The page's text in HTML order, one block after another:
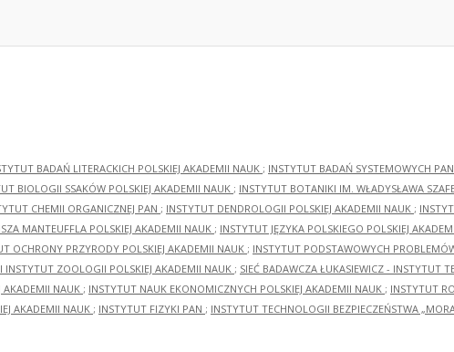
BADAŃ LITERACKICH POLSKIEJ AKADEMII NAUK ; INSTYTUT BADAŃ SYSTEMOWYCH PAN
BIOLOGII SSAKÓW POLSKIEJ AKADEMII NAUK ; INSTYTUT BOTANIKI IM. WŁADYSŁAWA
CHEMII ORGANICZNEJ PAN ; INSTYTUT DENDROLOGII POLSKIEJ AKADEMII NAUK ;
MANTEUFFLA POLSKIEJ AKADEMII NAUK ; INSTYTUT JĘZYKA POLSKIEGO POLSKIEJ
OCHRONY PRZYRODY POLSKIEJ AKADEMII NAUK ; INSTYTUT PODSTAWOWYCH
INSTYTUT ZOOLOGII POLSKIEJ AKADEMII NAUK ; SIEĆ BADAWCZA ŁUKASIEWICZ - INSTYTUT
AKADEMII NAUK ; INSTYTUT NAUK EKONOMICZNYCH POLSKIEJ AKADEMII NAUK ; INSTYTUT
AKADEMII NAUK ; INSTYTUT FIZYKI PAN ; INSTYTUT TECHNOLOGII BEZPIECZEŃSTWA